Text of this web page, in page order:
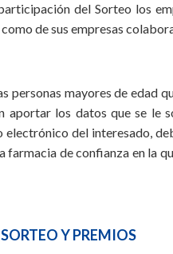
del Sorteo los
de sus empresas
personas mayores de edad
aportar los datos que se le
del interesado,
farmacia de confianza en la
Y PREMIOS